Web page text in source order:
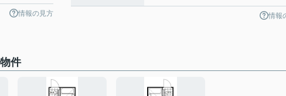
情報の見方 情報
件